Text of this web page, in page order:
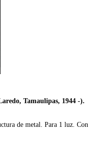
Tamaulipas, 1944 -).
de metal. Para 1 luz. Con